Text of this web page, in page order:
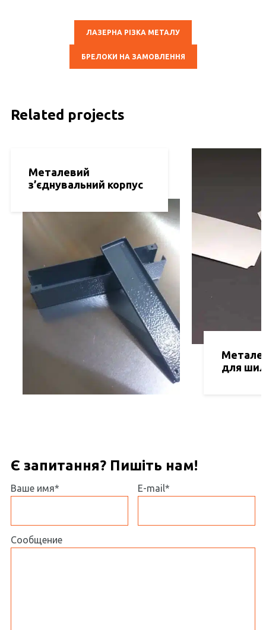
ЛАЗЕРНА РІЗКА МЕТАЛУ
БРЕЛОКИ НА ЗАМОВЛЕННЯ
Related projects
Металевий
з’єднувальний корпус
для
Є запитання? Пишіть нам!
Ваше имя* E-mail*
Сообщение